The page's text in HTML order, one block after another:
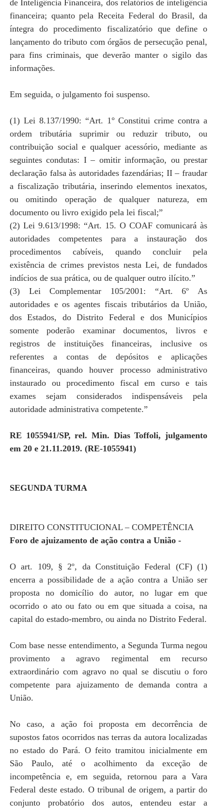
de Inteligência Financeira, dos relatórios de inteligência
financeira; quanto pela Receita Federal do Brasil, da
íntegra do procedimento fiscalizatório que define o
lançamento do tributo com órgãos de persecução penal,
para fins criminais, que deverão manter o sigilo das
informações.
Em seguida, o julgamento foi suspenso.
(1) Lei 8.137/1990: “Art. 1° Constitui crime contra a
ordem tributária suprimir ou reduzir tributo, ou
contribuição social e qualquer acessório, mediante as
seguintes condutas: I – omitir informação, ou prestar
declaração falsa às autoridades fazendárias; II – fraudar
a fiscalização tributária, inserindo elementos inexatos,
ou omitindo operação de qualquer natureza, em
documento ou livro exigido pela lei fiscal;”
(2) Lei 9.613/1998: “Art. 15. O COAF comunicará às
autoridades competentes para a instauração dos
procedimentos cabíveis, quando concluir pela
existência de crimes previstos nesta Lei, de fundados
indícios de sua prática, ou de qualquer outro ilícito.”
(3) Lei Complementar 105/2001: “Art. 6º As
autoridades e os agentes fiscais tributários da União,
dos Estados, do Distrito Federal e dos Municípios
somente poderão examinar documentos, livros e
registros de instituições financeiras, inclusive os
referentes a contas de depósitos e aplicações
financeiras, quando houver processo administrativo
instaurado ou procedimento fiscal em curso e tais
exames sejam considerados indispensáveis pela
autoridade administrativa competente.”
RE 1055941/SP, rel. Min. Dias Toffoli, julgamento
em 20 e 21.11.2019. (RE-1055941)
SEGUNDA TURMA
DIREITO CONSTITUCIONAL – COMPETÊNCIA
Foro de ajuizamento de ação contra a União -
O art. 109, § 2º, da Constituição Federal (CF) (1)
encerra a possibilidade de a ação contra a União ser
proposta no domicílio do autor, no lugar em que
ocorrido o ato ou fato ou em que situada a coisa, na
capital do estado-membro, ou ainda no Distrito Federal.
Com base nesse entendimento, a Segunda Turma negou
provimento a agravo regimental em recurso
extraordinário com agravo no qual se discutiu o foro
competente para ajuizamento de demanda contra a
União.
No caso, a ação foi proposta em decorrência de
supostos fatos ocorridos nas terras da autora localizadas
no estado do Pará. O feito tramitou inicialmente em
São Paulo, até o acolhimento da exceção de
incompetência e, em seguida, retornou para a Vara
Federal deste estado. O tribunal de origem, a partir do
conjunto probatório dos autos, entendeu estar a